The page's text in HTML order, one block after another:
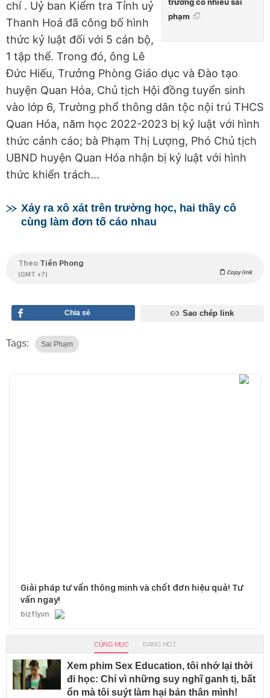
phạm
chí . Uỷ ban Kiểm tra Tỉnh uỷ
Thanh Hoá đã công bố hình
thức kỷ luật đối với 5 cán bộ,
1 tập thể. Trong đó, ông Lê
Đức Hiếu, Trưởng Phòng Giáo dục và Đào tạo
huyện Quan Hóa, Chủ tịch Hội đồng tuyển sinh
vào lớp 6, Trường phổ thông dân tộc nội trú THCS
Quan Hóa, năm học 2022-2023 bị kỷ luật với hình
thức cảnh cáo; bà Phạm Thị Lượng, Phó Chủ tịch
UBND huyện Quan Hóa nhận bị kỷ luật với hình
thức khiển trách...
Xảy ra xô xát trên trường học, hai thầy cô
cùng làm đơn tố cáo nhau
Theo Tiền Phong
(GMT +7) Copy link
Chia sẻ Sao chép link
Tags: Sai Phạm
Giải pháp tư vấn thông minh và chốt đơn hiệu quả! Tư
vấn ngay!
bizfly.vn
CÙNG MỤC ĐANG HOT
Xem phim Sex Education, tôi nhớ lại thời
đi học: Chỉ vì những suy nghĩ ganh tị, bất
ổn mà tôi suýt làm hại bản thân mình!